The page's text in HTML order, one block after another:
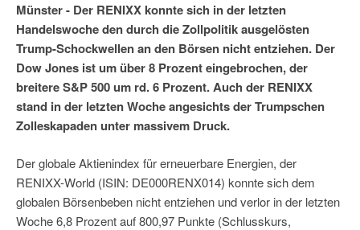
Münster - Der RENIXX konnte sich in der letzten
Handelswoche den durch die Zollpolitik ausgelösten
Trump-Schockwellen an den Börsen nicht entziehen. Der
Dow Jones ist um über 8 Prozent eingebrochen, der
breitere S&P 500 um rd. 6 Prozent. Auch der RENIXX
stand in der letzten Woche angesichts der Trumpschen
Zolleskapaden unter massivem Druck.
Der globale Aktienindex für erneuerbare Energien, der
RENIXX-World (ISIN: DE000RENX014) konnte sich dem
globalen Börsenbeben nicht entziehen und verlor in der letzten
Woche 6,8 Prozent auf 800,97 Punkte (Schlusskurs,